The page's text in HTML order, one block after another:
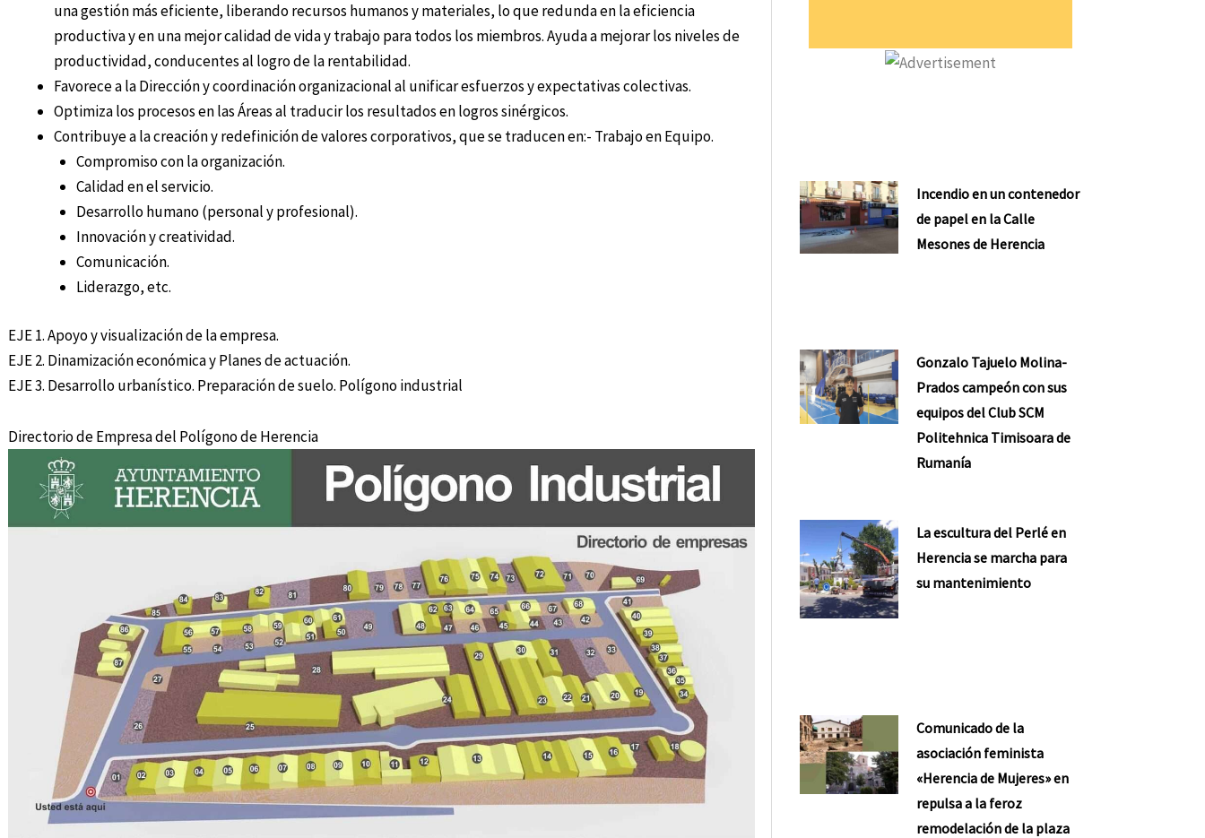
una gestión más eficiente, liberando recursos humanos y materiales, lo que redunda en la eficiencia
productiva y en una mejor calidad de vida y trabajo para todos los miembros. Ayuda a mejorar los niveles de
productividad, conducentes al logro de la rentabilidad.
Favorece a la Dirección y coordinación organizacional al unificar esfuerzos y expectativas colectivas.
Optimiza los procesos en las Áreas al traducir los resultados en logros sinérgicos.
Contribuye a la creación y redefinición de valores corporativos, que se traducen en:- Trabajo en Equipo.
Compromiso con la organización.
Calidad en el servicio.
Desarrollo humano (personal y profesional).
Innovación y creatividad.
Comunicación.
Liderazgo, etc.
EJE 1. Apoyo y visualización de la empresa.
EJE 2. Dinamización económica y Planes de actuación.
EJE 3. Desarrollo urbanístico. Preparación de suelo. Polígono industrial
Directorio de Empresa del Polígono de Herencia
Incendio en un contenedor
de papel en la Calle
Mesones de Herencia
Gonzalo Tajuelo Molina-
Prados campeón con sus
equipos del Club SCM
Politehnica Timisoara de
Rumanía
La escultura del Perlé en
Herencia se marcha para
su mantenimiento
Comunicado de la
asociación feminista
«Herencia de Mujeres» en
repulsa a la feroz
remodelación de la plaza